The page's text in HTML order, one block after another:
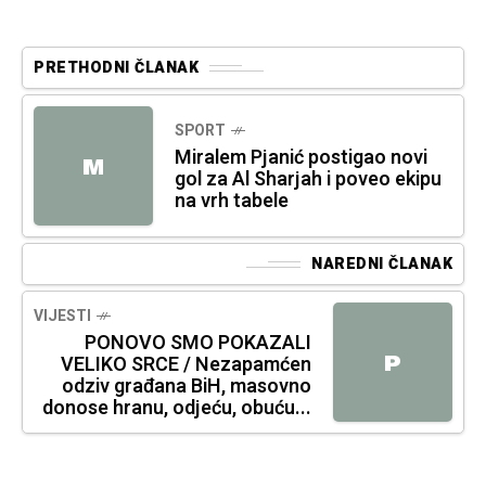
PRETHODNI ČLANAK
M
SPORT
Miralem Pjanić postigao novi
gol za Al Sharjah i poveo ekipu
na vrh tabele
NAREDNI ČLANAK
P
VIJESTI
PONOVO SMO POKAZALI
VELIKO SRCE / Nezapamćen
odziv građana BiH, masovno
donose hranu, odjeću, obuću...